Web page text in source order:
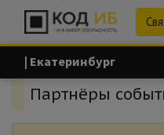
| Екатеринбург
Партнёры